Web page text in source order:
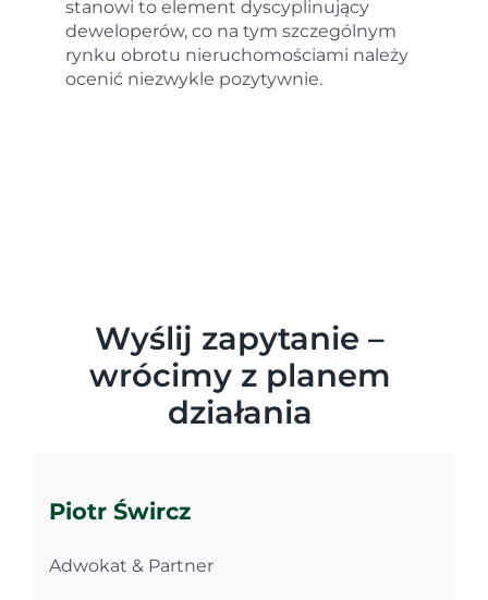
stanowi to element dyscyplinujący
deweloperów, co na tym szczególnym
rynku obrotu nieruchomościami należy
ocenić niezwykle pozytywnie.
Wyślij zapytanie –
wrócimy z planem
działania
Piotr Śwircz
Adwokat & Partner